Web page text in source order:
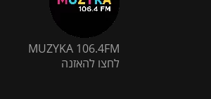
MUZYKA 106.4FM
לחצו להאזנה